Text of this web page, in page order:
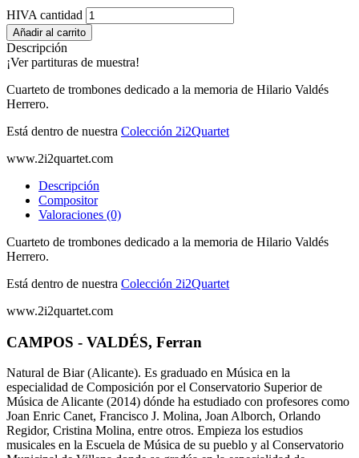
HIVA cantidad
Añadir al carrito
Descripción
¡Ver partituras de muestra!
Cuarteto de trombones dedicado a la memoria de Hilario Valdés
Herrero.
Está dentro de nuestra Colección 2i2Quartet
www.2i2quartet.com
Descripción
Compositor
Valoraciones (0)
Cuarteto de trombones dedicado a la memoria de Hilario Valdés
Herrero.
Está dentro de nuestra Colección 2i2Quartet
www.2i2quartet.com
CAMPOS - VALDÉS, Ferran
Natural de Biar (Alicante). Es graduado en Música en la
especialidad de Composición por el Conservatorio Superior de
Música de Alicante (2014) dónde ha estudiado con profesores como
Joan Enric Canet, Francisco J. Molina, Joan Alborch, Orlando
Regidor, Cristina Molina, entre otros. Empieza los estudios
musicales en la Escuela de Música de su pueblo y al Conservatorio